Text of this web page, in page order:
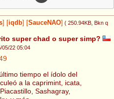
iqdb SauceNAO ( 250.94KB , Bkn q
super chad o super simp?
05/22 05:04
tiempo el ídolo del
a la caprimint, icata,
Sashagray,